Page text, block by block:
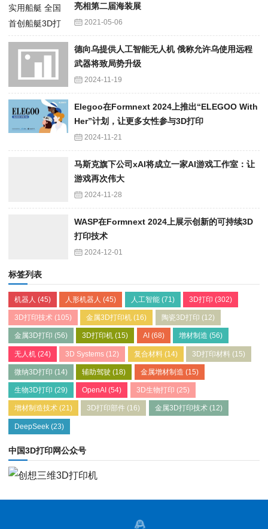
亮相第二届海装展
2021-05-06
德向乌提供人工智能无人机 俄称允许乌使用远程
武器将致局势升级
2024-11-19
Elegoo在Formnext 2024上推出“ELEGOO With
Her”计划，让更多女性参与3D打印
2024-11-21
马斯克旗下公司xAI将成立一家AI游戏工作室：让
游戏再次伟大
2024-11-28
WASP在Formnext 2024上展示创新的可持续3D
打印技术
2024-12-01
标签列表
机器人 (45) 人形机器人 (45) 人工智能(71) 3D打印 (302)
3D打印技术 (105) 金属3D打印机 (16) 陶瓷3D打印 (12)
金属3D打印 (56) 3D打印机 (15) AI (68) 增材制造 (56)
无人机 (24) 3D Systems (12) 复合材料(14) 3D打印材料 (15)
微纳3D打印 (14) 辅助驾驶 (18) 金属增材制造 (15)
生物3D打印 (29) OpenAI (54) 3D生物打印 (25)
增材制造技术 (21) 3D打印部件 (16) 金属3D打印技术(12)
DeepSeek (23)
中国3D打印网公众号